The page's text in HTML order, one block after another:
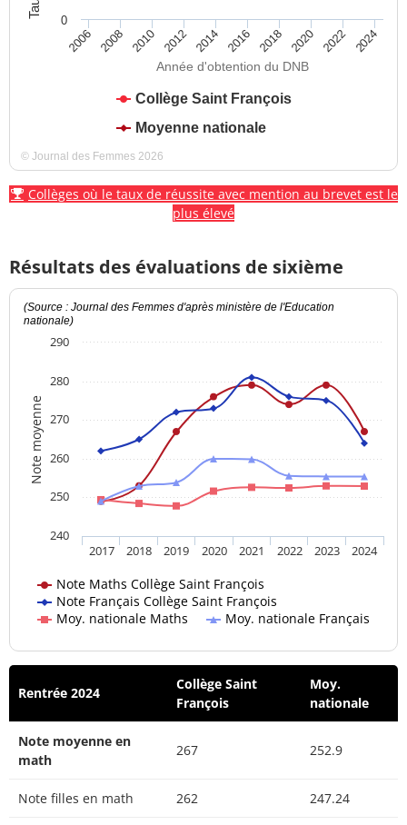
Année d'obtention du DNB
Collège Saint François
Moyenne nationale
2006 2008 2010 2012 2014 2016 2018 2020 2022 2024
0
© Journal des Femmes 2026
Collèges où le taux de réussite avec mention au brevet est le
plus élevé
Résultats des évaluations de sixième
Note moyenne
(Source : Journal des Femmes d'après ministère de l'Education
nationale)
Note Maths Collège Saint François
Note Français Collège Saint François
Moy. nationale Maths
Moy. nationale Français
2017 2018 2019 2020 2021 2022 2023 2024
240
250
260
270
280
290
Rentrée 2024
Collège Saint
François
Moy.
nationale
Note moyenne en
math
267 252.9
Note filles en math 262 247.24